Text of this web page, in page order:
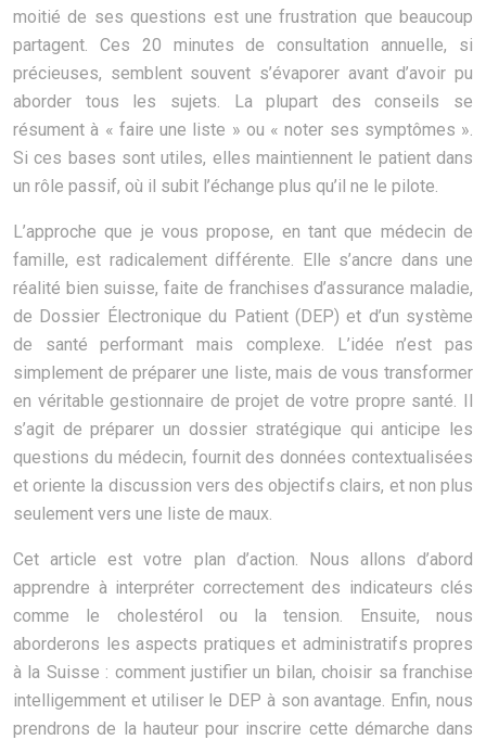
moitié de ses questions est une frustration que beaucoup
partagent. Ces 20 minutes de consultation annuelle, si
précieuses, semblent souvent s’évaporer avant d’avoir pu
aborder tous les sujets. La plupart des conseils se
résument à « faire une liste » ou « noter ses symptômes ».
Si ces bases sont utiles, elles maintiennent le patient dans
un rôle passif, où il subit l’échange plus qu’il ne le pilote.
L’approche que je vous propose, en tant que médecin de
famille, est radicalement différente. Elle s’ancre dans une
réalité bien suisse, faite de franchises d’assurance maladie,
de Dossier Électronique du Patient (DEP) et d’un système
de santé performant mais complexe. L’idée n’est pas
simplement de préparer une liste, mais de vous transformer
en véritable gestionnaire de projet de votre propre santé. Il
s’agit de préparer un dossier stratégique qui anticipe les
questions du médecin, fournit des données contextualisées
et oriente la discussion vers des objectifs clairs, et non plus
seulement vers une liste de maux.
Cet article est votre plan d’action. Nous allons d’abord
apprendre à interpréter correctement des indicateurs clés
comme le cholestérol ou la tension. Ensuite, nous
aborderons les aspects pratiques et administratifs propres
à la Suisse : comment justifier un bilan, choisir sa franchise
intelligemment et utiliser le DEP à son avantage. Enfin, nous
prendrons de la hauteur pour inscrire cette démarche dans